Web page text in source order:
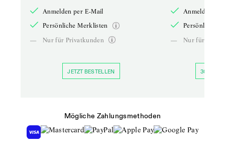
Anmelden per E-Mail
Persönliche Merklisten
—
Nur für Privatkunden
JETZT BESTELLEN
Anmelden
Persönliche
—
Nur für
30 TAGE
Mögliche Zahlungsmethoden